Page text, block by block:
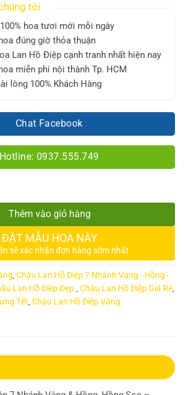
tôi
hoa tươi mới mỗi ngày
đúng giờ thỏa thuận
Lan Hồ Điệp cạnh tranh nhất hiện nay
miễn phí nội thành Tp. HCM
lòng 100% Khách Hàng
Chat Facebook
Hotline: 0937.555.749
Thêm vào giỏ hàng
ĐẶT MẪU HOA NÀY
sẽ xác nhận đơn hàng sớm nhất
Chậu Lan Hồ Điệp 7 Nhánh Vàng - Hồng -
Lan Hồ Điệp Đẹp. Chậu Lan Hồ Điệp Giá Rẻ
Tết Chậu Lan Hồ Điệp Vàng